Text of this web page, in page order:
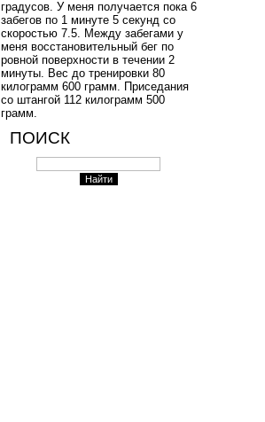
градусов. У меня получается пока 6
забегов по 1 минуте 5 секунд со
скоростью 7.5. Между забегами у
меня восстановительный бег по
ровной поверхности в течении 2
минуты. Вес до тренировки 80
килограмм 600 грамм. Приседания
со штангой 112 килограмм 500
грамм.
ПОИСК